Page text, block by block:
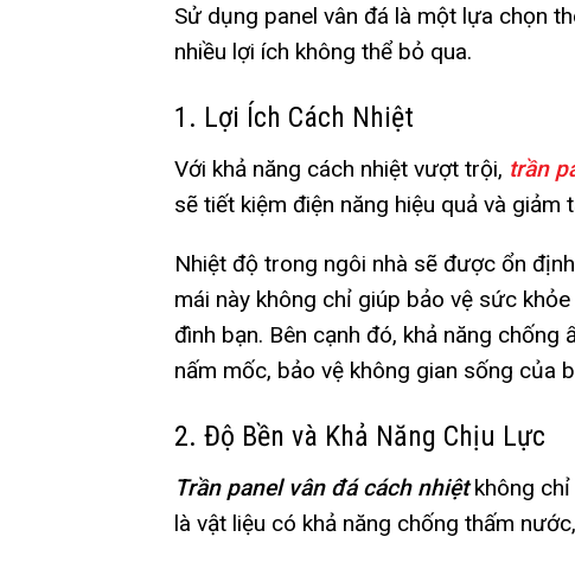
Sử dụng panel vân đá là một lựa chọn
nhiều lợi ích không thể bỏ qua.
1. Lợi Ích Cách Nhiệt
Với khả năng cách nhiệt vượt trội, trần
sẽ tiết kiệm điện năng hiệu quả và giảm
Nhiệt độ trong ngôi nhà sẽ được ổn
mái này không chỉ giúp bảo vệ sức
đình bạn. Bên cạnh đó, khả năng
nấm mốc, bảo vệ không gian sống của
2. Độ Bền và Khả Năng Chịu Lực
Trần panel vân đá cách nhiệtkhông chỉ
là vật liệu có khả năng chống thấm